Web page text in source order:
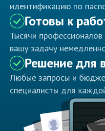
идентификацию по
Готовы к
Тысячи профессионалов
вашу задачу
Решение для
Любые запросы и
специалисты для